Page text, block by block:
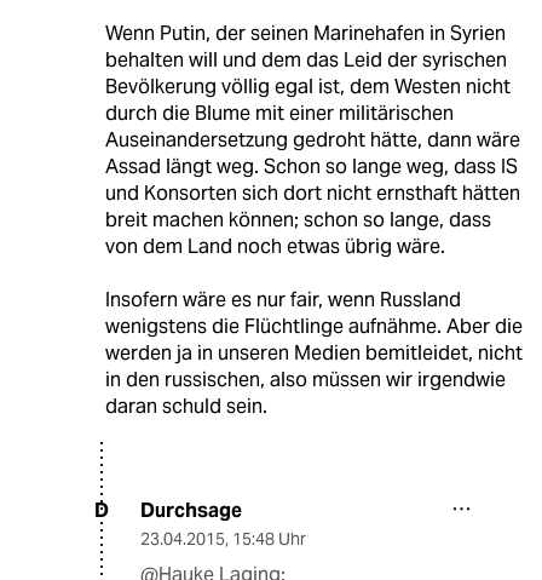
Wenn Putin, der seinen Marinehafen in Syrien
behalten will und dem das Leid der syrischen
Bevölkerung völlig egal ist, dem Westen nicht
durch die Blume mit einer militärischen
Auseinandersetzung gedroht hätte, dann wäre
Assad längt weg. Schon so lange weg, dass IS
und Konsorten sich dort nicht ernsthaft hätten
breit machen können; schon so lange, dass
von dem Land noch etwas übrig wäre.
Insofern wäre es nur fair, wenn Russland
wenigstens die Flüchtlinge aufnähme. Aber die
werden ja in unseren Medien bemitleidet, nicht
in den russischen, also müssen wir irgendwie
daran schuld sein.
D Durchsage
23.04.2015, 15:48 Uhr
@Hauke Laging: